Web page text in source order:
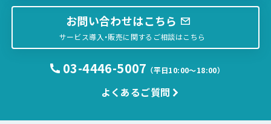
お問い合わせはこちら
サービス導入・販売に関するご相談はこちら
03-4446-5007 （平日10:00〜18:00）
よくあるご質問